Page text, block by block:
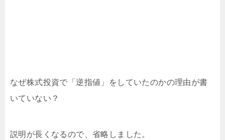
なぜ株式投資で「逆指値」をしていたのかの理由が書
いていない？
説明が長くなるので、省略しました。